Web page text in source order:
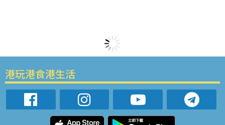
港玩港食港生活